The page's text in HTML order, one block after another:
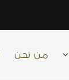
من نحن